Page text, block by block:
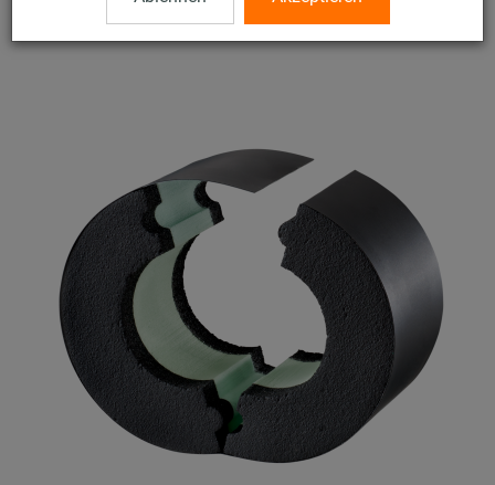
Iso-Schale RTN+ Typ 2, Iso 9,5-15 mm, 18 mm